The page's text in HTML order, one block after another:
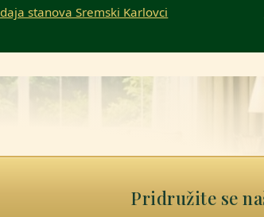
stanova Sremski Karlovci
Pridružite se